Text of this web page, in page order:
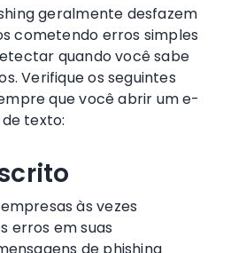
geralmente desfazem
cometendo erros simples
quando você sabe
Verifique os seguintes
que você abrir um e-
texto:
às vezes
erros em suas
de phishing